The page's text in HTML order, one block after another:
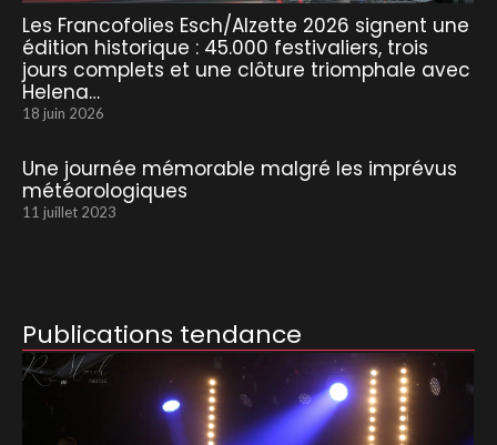
Les Francofolies Esch/Alzette 2026 signent une
édition historique : 45.000 festivaliers, trois
jours complets et une clôture triomphale avec
Helena…
18 juin 2026
Une journée mémorable malgré les imprévus
météorologiques
11 juillet 2023
Publications tendance